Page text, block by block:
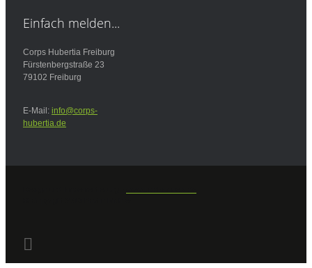
Einfach melden...
Corps Hubertia Freiburg
Fürstenbergstraße 23
79102 Freiburg
E-Mail: info@corps-
hubertia.de